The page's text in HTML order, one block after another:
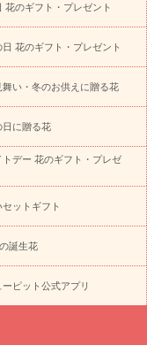
みの花
四十九日法要以
お花とセットギフト
供えフラワー
お盆（新
い
お取り寄せギフト
ィ胡蝶蘭
プリザーブ
ジメント 花束
スタ
蘭 胡蝶蘭・花鉢
世界初の青色胡蝶蘭
リザーブドフラワー
フト
セミオーダー
みどりのeギフト
エローオレンジ
レッ
ョウ
4000円～
お祝い・
10000円～
お供え・お
花のギフト・プレゼント
日 花のギフト・プレゼント
舞い・冬のお供えに贈る花
日に贈る花
トデー 花のギフト・プレゼ
セットギフト
誕生花
ーピット公式アプリ